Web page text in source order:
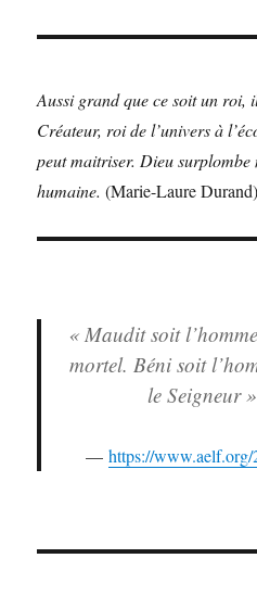
Aussi grand que ce soit un roi,
Créateur, roi de l’univers à
peut maitriser. Dieu surplombe
humaine. (Marie-Laure Durand)
« Maudit soit
mortel. Béni soit
le Seigneur
https://www.aelf.org/